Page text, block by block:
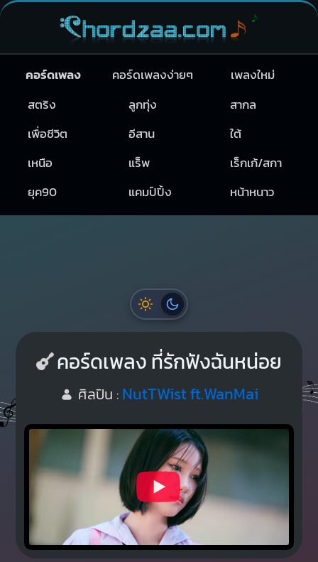
คอร์ดเพลง คอร์ดเพลงง่ายๆ
เพลงใหม่
สตริง
ลูกทุ่ง
สากล
เพื่อชีวิต
อีสาน
ใต้
เหนือ
แร็พ
เร็กเก้/สกา
ยุค90
แคมป์ปิ้ง หน้าหนาว
คอร์ดเพลง ที่รักฟังฉันหน่อย
ศิลปิน : NutTWist ft.WanMai